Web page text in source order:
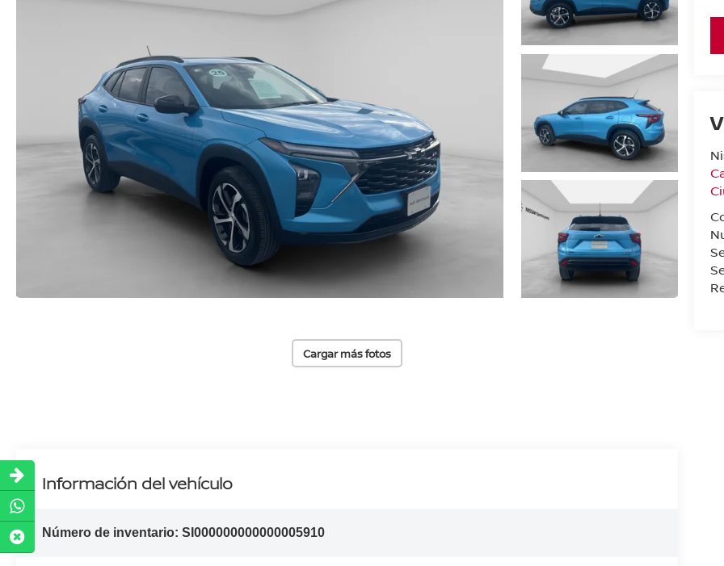
Cargar más fotos
Información del vehículo
Número de inventario:SI000000000000005910